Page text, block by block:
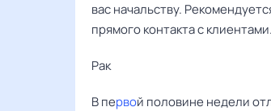
вас начальству.
прямого контакта с клиентами.
Рак ‌‌
В первой половине недели